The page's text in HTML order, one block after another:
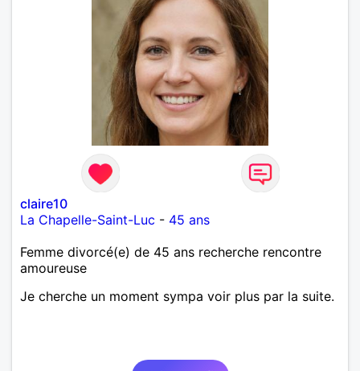
claire10
La Chapelle-Saint-Luc - 45 ans
Femme divorcé(e) de 45 ans recherche rencontre
amoureuse
Je cherche un moment sympa voir plus par la suite.